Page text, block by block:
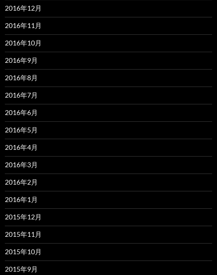
2016年12月
2016年11月
2016年10月
2016年9月
2016年8月
2016年7月
2016年6月
2016年5月
2016年4月
2016年3月
2016年2月
2016年1月
2015年12月
2015年11月
2015年10月
2015年9月